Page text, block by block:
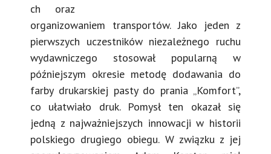
ch oraz
organizowaniem transportów. Jako jeden z
pierwszych uczestników niezależnego ruchu
wydawniczego stosował popularną w
późniejszym okresie metodę dodawania do
farby drukarskiej pasty do prania „Komfort”,
co ułatwiało druk. Pomysł ten okazał się
jedną z najważniejszych innowacji w historii
polskiego drugiego obiegu. W związku z jej